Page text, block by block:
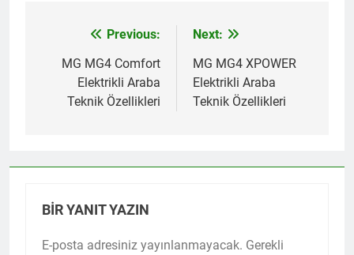
gezinmesi
Previous:
MG MG4 Comfort
Elektrikli Araba
Teknik Özellikleri
Next:
MG MG4 XPOWER
Elektrikli Araba
Teknik Özellikleri
BIR YANIT YAZIN
E-posta adresiniz yayınlanmayacak. Gerekli